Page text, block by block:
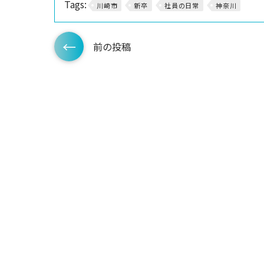
Tags: 川崎市 新卒 社員の日常 神奈川
前の投稿